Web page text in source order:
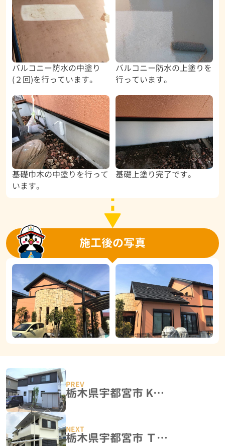
バルコニー防水の中塗り
(２回)を行っています。
バルコニー防水の上塗りを
行っています。
基礎巾木の中塗りを行って
います。
基礎上塗り完了です。
施工後の写真
栃木県宇都宮市 K様邸 屋根外壁塗装工事
栃木県宇都宮市 Ｔ様邸 屋根外壁塗装工事